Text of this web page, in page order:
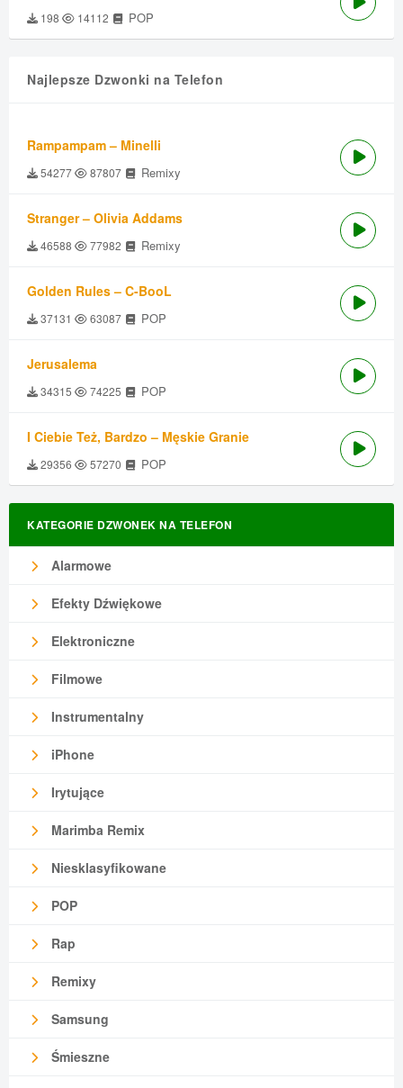
198 14112 POP
Najlepsze Dzwonki na Telefon
Rampampam – Minelli
54277 87807 Remixy
Stranger – Olivia Addams
46588 77982 Remixy
Golden Rules – C-BooL
37131 63087 POP
Jerusalema
34315 74225 POP
I Ciebie Też, Bardzo – Męskie Granie
29356 57270 POP
KATEGORIE DZWONEK NA TELEFON
Alarmowe
Efekty Dźwiękowe
Elektroniczne
Filmowe
Instrumentalny
iPhone
Irytujące
Marimba Remix
Niesklasyfikowane
POP
Rap
Remixy
Samsung
Śmieszne